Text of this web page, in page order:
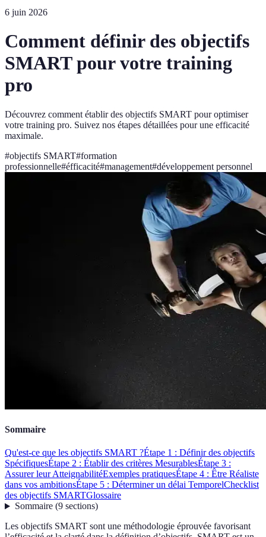
6 juin 2026
Comment définir des objectifs
SMART pour votre training
pro
Découvrez comment établir des objectifs SMART pour optimiser
votre training pro. Suivez nos étapes détaillées pour une efficacité
maximale.
#objectifs SMART#formation
professionnelle#éfficacité#management#développement personnel
Sommaire
Qu'est-ce que les objectifs SMART ?Étape 1 : Définir des objectifs
SpécifiquesÉtape 2 : Établir des critères MesurablesÉtape 3 :
Assurer leur AtteignabilitéExemples pratiquesÉtape 4 : Être Réaliste
dans vos ambitionsÉtape 5 : Déterminer un délai TemporelChecklist
des objectifs SMARTGlossaire
Sommaire(9 sections)
Les objectifs SMART sont une méthodologie éprouvée favorisant